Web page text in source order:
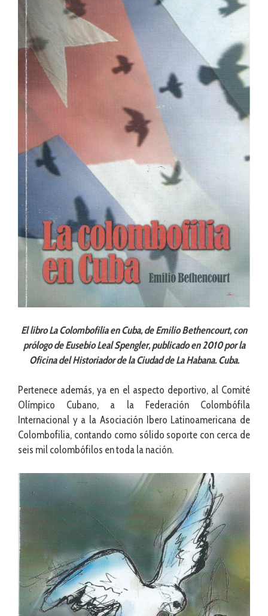
El libro La Colombofilia en Cuba, de Emilio Bethencourt, con
prólogo de Eusebio Leal Spengler, publicado en 2010 por la
Oficina del Historiador de la Ciudad de La Habana. Cuba.
Pertenece además, ya en el aspecto deportivo, al Comité
Olímpico Cubano, a la Federación Colombófila
Internacional y a la Asociación Ibero Latinoamericana de
Colombofilia, contando como sólido soporte con cerca de
seis mil colombófilos en toda la nación.